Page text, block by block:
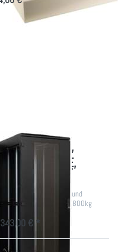
Schrank IP54,
800x800, 42 HE,
Zoll Rack gegen Staub und
für Belastung bis 1800kg
€ *